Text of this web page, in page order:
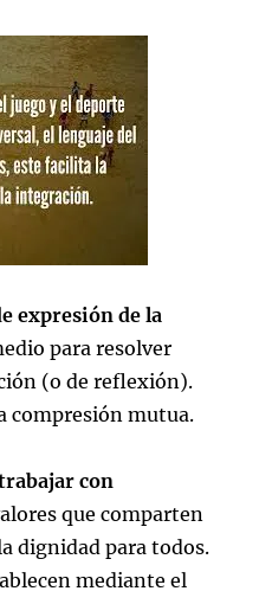
expresión de la
para resolver
(o de reflexión).
compresión mutua.
con
que comparten
dignidad para todos.
mediante el